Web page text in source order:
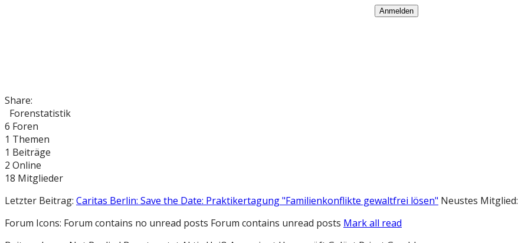
Share:
Forenstatistik
6 Foren
1 Themen
1 Beiträge
2 Online
18 Mitglieder
Letzter Beitrag: Caritas Berlin: Save the Date: Praktikertagung "Familienkonflikte gewaltfrei lösen" Neustes Mitglied:
Forum Icons: Forum contains no unread posts Forum contains unread posts Mark all read